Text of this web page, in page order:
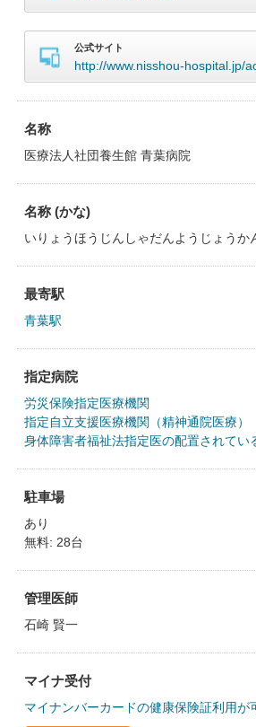
公式サイト
http://www.nisshou-hospital.jp/
名称
医療法人社団養生館 青葉病院
名称 (かな)
いりょうほうじんしゃだんようじょうか
最寄駅
青葉駅
指定病院
労災保険指定医療機関
指定自立支援医療機関（精神通院医療）
身体障害者福祉法指定医の配置されてい
駐車場
あり
無料: 28台
管理医師
石崎 賢一
マイナ受付
マイナンバーカードの健康保険証利用が